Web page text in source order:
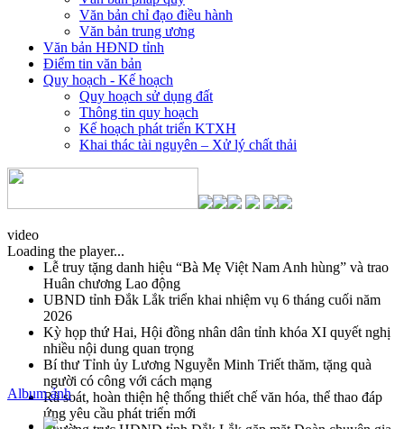
Văn bản chỉ đạo điều hành
Văn bản trung ương
Văn bản HĐND tỉnh
Điểm tin văn bản
Quy hoạch - Kế hoạch
Quy hoạch sử dụng đất
Thông tin quy hoạch
Kế hoạch phát triển KTXH
Khai thác tài nguyên – Xử lý chất thải
video
Loading the player...
Lễ truy tặng danh hiệu “Bà Mẹ Việt Nam Anh hùng” và trao
Huân chương Lao động
UBND tỉnh Đắk Lắk triển khai nhiệm vụ 6 tháng cuối năm
2026
Kỳ họp thứ Hai, Hội đồng nhân dân tỉnh khóa XI quyết nghị
nhiều nội dung quan trọng
Bí thư Tỉnh ủy Lương Nguyễn Minh Triết thăm, tặng quà
người có công với cách mạng
Rà soát, hoàn thiện hệ thống thiết chế văn hóa, thể thao đáp
ứng yêu cầu phát triển mới
Album ảnh